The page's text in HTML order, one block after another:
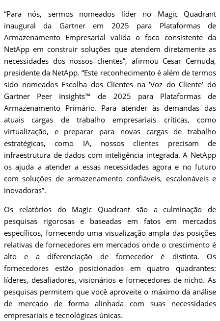
“Para nós, sermos nomeados líder no Magic Quadrant
inaugural da Gartner em 2025 para Plataformas de
Armazenamento Empresarial valida o foco consistente da
NetApp em construir soluções que atendem diretamente as
necessidades dos nossos clientes”, afirmou Cesar Cernuda,
presidente da NetApp. “Este reconhecimento é além de termos
sido nomeados Escolha dos Clientes na ‘Voz do Cliente’ do
Gartner Peer Insights™ de 2025 para Plataformas de
Armazenamento Primário. Para atender às demandas das
atuais cargas de trabalho empresariais críticas, como
virtualização, e preparar para novas cargas de trabalho
estratégicas, como IA, nossos clientes precisam de
infraestrutura de dados com inteligência integrada. A NetApp
os ajuda a atender a essas necessidades agora e no futuro
com soluções de armazenamento confiáveis, escalonáveis e
inovadoras”.
Os relatórios do Magic Quadrant são a culminação de
pesquisas rigorosas e baseadas em fatos em mercados
específicos, fornecendo uma visualização ampla das posições
relativas de fornecedores em mercados onde o crescimento é
alto e a diferenciação de fornecedor é distinta. Os
fornecedores estão posicionados em quatro quadrantes:
líderes, desafiadores, visionários e fornecedores de nicho. As
pesquisas permitem que você aproveite o máximo da análise
de mercado de forma alinhada com suas necessidades
empresariais e tecnológicas únicas.